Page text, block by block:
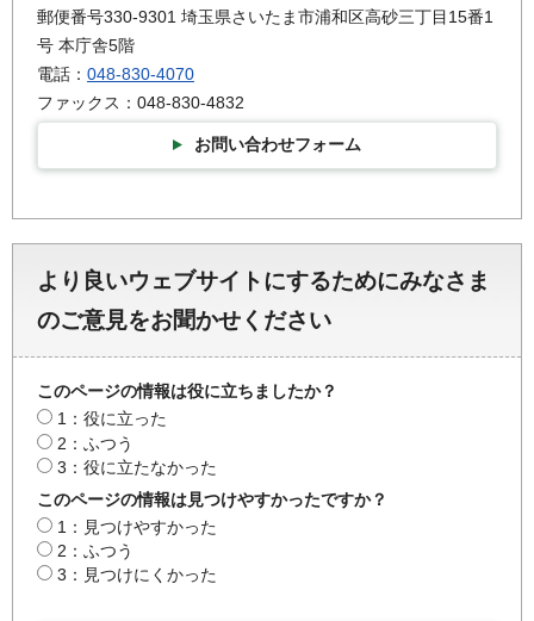
郵便番号330-9301 埼玉県さいたま市浦和区高砂三丁目15番1
号 本庁舎5階
電話： 048-830-4070
ファックス：048-830-4832
お問い合わせフォーム
より良いウェブサイトにするためにみなさま
のご意見をお聞かせください
このページの情報は役に立ちましたか？
1：役に立った
2：ふつう
3：役に立たなかった
このページの情報は見つけやすかったですか？
1：見つけやすかった
2：ふつう
3：見つけにくかった